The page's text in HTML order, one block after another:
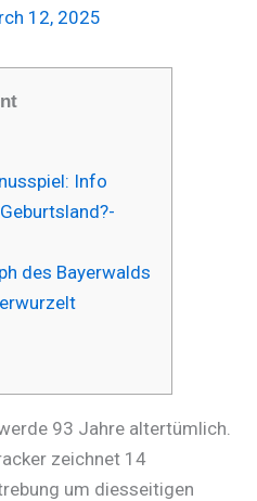
12, 2025
Info
des Bayerwalds
93 Jahre altertümlich.
zeichnet 14
um diesseitigen